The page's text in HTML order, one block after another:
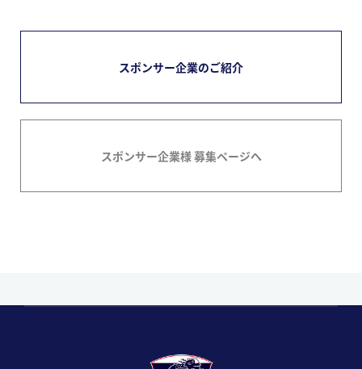
スポンサー企業のご紹介
スポンサー企業様 募集ページへ